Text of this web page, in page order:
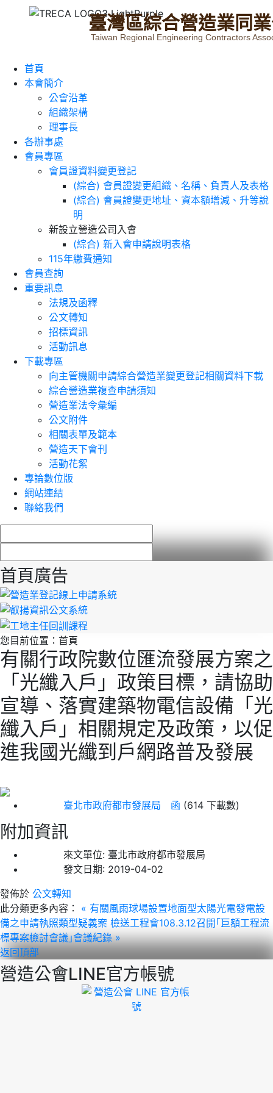
臺灣區綜合營造業同業
Taiwan Regional Engineering Contractors
首頁
本會簡介
公會沿革
組織架構
理事長
各辦事處
會員專區
會員證資料變更登記
(綜合) 會員證變更組織、名稱、負責人及表格
(綜合) 會員證變更地址、資本額增減、升等說
明
新設立營造公司入會
(綜合) 新入會申請說明表格
115年繳費通知
會員查詢
重要訊息
法規及函釋
公文轉知
招標資訊
活動訊息
下載專區
向主管機關申請綜合營造業變更登記相關資料下載
綜合營造業複查申請須知
營造業法令彙編
公文附件
相關表單及範本
營造天下會刊
活動花絮
專論數位版
網站連結
聯絡我們
首頁廣告
您目前位置： 首頁
有關行政院數位匯流發展方案之
「光纖入戶」政策目標，請協助
宣導、落實建築物電信設備「光
纖入戶」相關規定及政策，以促
進我國光纖到戶網路普及發展
臺北市政府都市發展局 函 (614 下載數)
附加資訊
來文單位: 臺北市政府都市發展局
發文日期: 2019-04-02
發佈於 公文轉知
此分類更多內容：
« 有關風雨球場設置地面型太陽光電發電設
備之申請執照類型疑義案 檢送工程會108.3.12召開｢巨額工程流
標專案檢討會議｣會議紀錄 »
返回頂部
營造公會LINE官方帳號